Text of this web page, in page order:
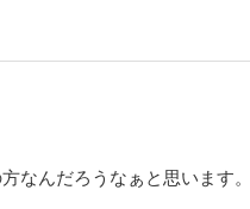
なんだろうなぁと思います。